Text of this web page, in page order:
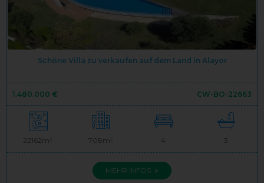
Schöne Villa zu verkaufen auf dem Land in Alayor
1.480.000 € CW-BO-22663
22162m² 708m² 4 3
MEHR INFOS